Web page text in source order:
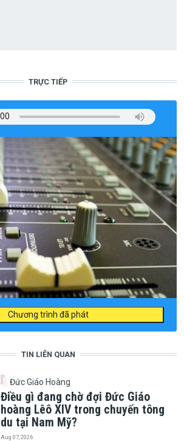
TRỰC TIẾP
Chương trình đã phát
TIN LIÊN QUAN
Đức Giáo Hoàng
Điều gì đang chờ đợi Đức Giáo
hoàng Lêô XIV trong chuyến tông
du tại Nam Mỹ?
Aug 07, 2026